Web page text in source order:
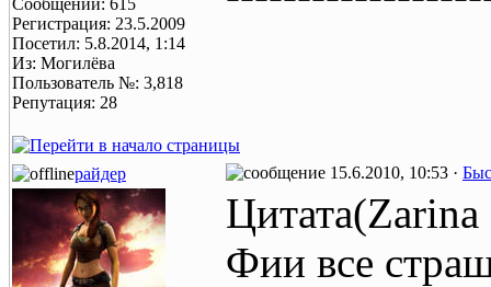
Сообщений: 615
Регистрация: 23.5.2009
Посетил: 5.8.2014, 1:14
Из: Могилёва
Пользователь №: 3,818
Репутация: 28
райдер 15.6.2010, 10:53 ·
Фии все